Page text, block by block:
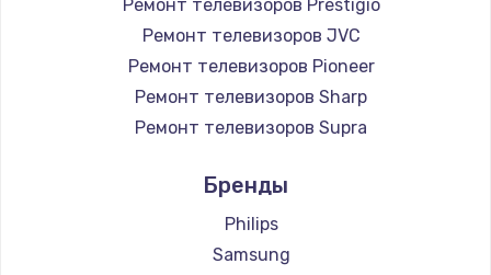
Замена шим-контроллера
3900 руб.
Заказать
1030 руб.
Заказать
Ремонт телевизоров Prestigio
Ремонт телевизоров JVC
Ремонт телевизоров Pioneer
Ремонт телевизоров Sharp
Ремонт телевизоров Supra
Ремонт телевизоров Hisense
Ремонт телевизоров Daewoo
Ремонт телевизоров Centek
Бренды
Philips
Samsung